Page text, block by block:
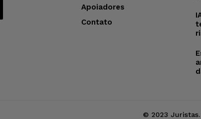
Apoiadores
Contato
© 2023